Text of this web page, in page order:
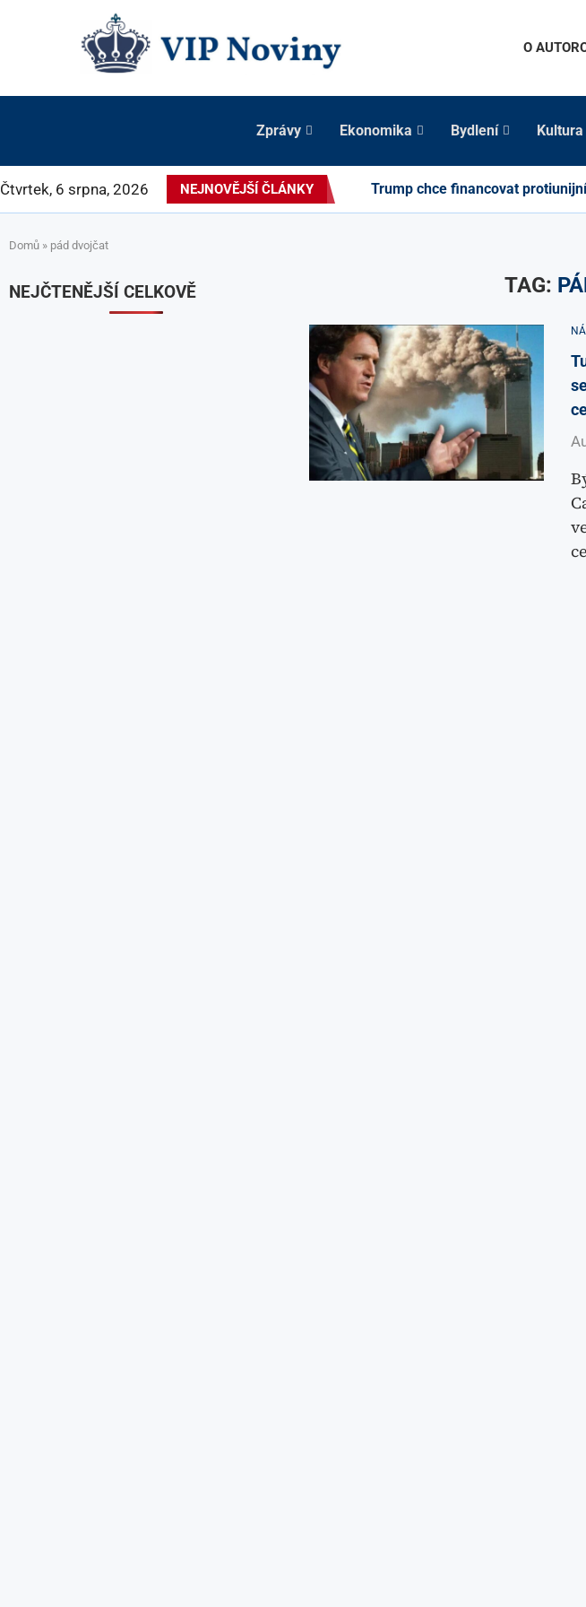
O
Zprávy Ekonomika Bydlení Kultura
Čtvrtek, 6 srpna, 2026 NEJNOVĚJŠÍ ČLÁNKY Trump chce financovat
Domů » pád dvojčat
TAG:
NEJČTENĚJŠÍ CELKOVĚ